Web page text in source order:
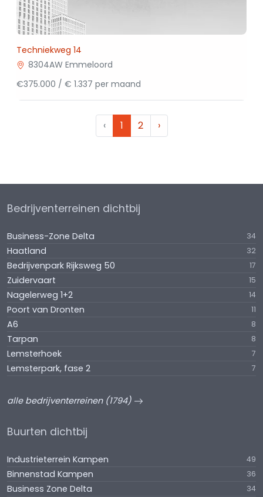
Techniekweg 14
8304AW Emmeloord
€375.000 / € 1.337 per maand
‹ 1 2 ›
Bedrijventerreinen dichtbij
Business-Zone Delta 34
Haatland 32
Bedrijvenpark Rijksweg 50 17
Zuidervaart 15
Nagelerweg 1+2 14
Poort van Dronten 11
A6 8
Tarpan 8
Lemsterhoek 7
Lemsterpark, fase 2 7
alle bedrijventerreinen (1794)
Buurten dichtbij
Industrieterrein Kampen 49
Binnenstad Kampen 36
Business Zone Delta 34